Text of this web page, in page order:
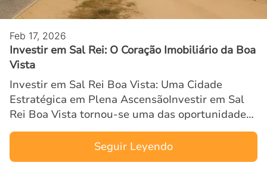
Feb 17, 2026
Investir em Sal Rei: O Coração Imobiliário da Boa
Vista
Investir em Sal Rei Boa Vista: Uma Cidade
Estratégica em Plena AscensãoInvestir em Sal
Rei Boa Vista tornou-se uma das oportunidades
imobiliárias mais comentadas do arquipélago
cabo-verdiano. Localiza…Seguir Leyendo